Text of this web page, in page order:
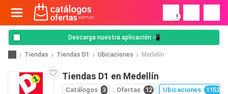
!
Descarga nuestra aplicación 📲
Tiendas Tiendas D1 Ubicaciones Medellín
Tiendas D1 en Medellín
Catálogos 3 Ofertas 12 Ubicaciones 1152